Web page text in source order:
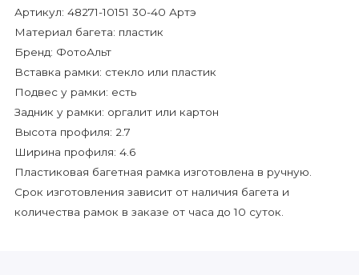
Артикул: 48271-10151 30-40 Артэ
Материал багета: пластик
Бренд: ФотоАльт
Вставка рамки: стекло или пластик
Подвес у рамки: есть
Задник у рамки: оргалит или картон
Высота профиля: 2.7
Ширина профиля: 4.6
Пластиковая багетная рамка изготовлена в ручную.
Срок изготовления зависит от наличия багета и
количества рамок в заказе от часа до 10 суток.